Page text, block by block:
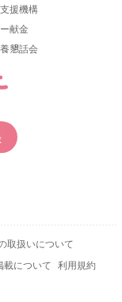
援機構
献金
懇話会
取扱いについて
載について 利用規約